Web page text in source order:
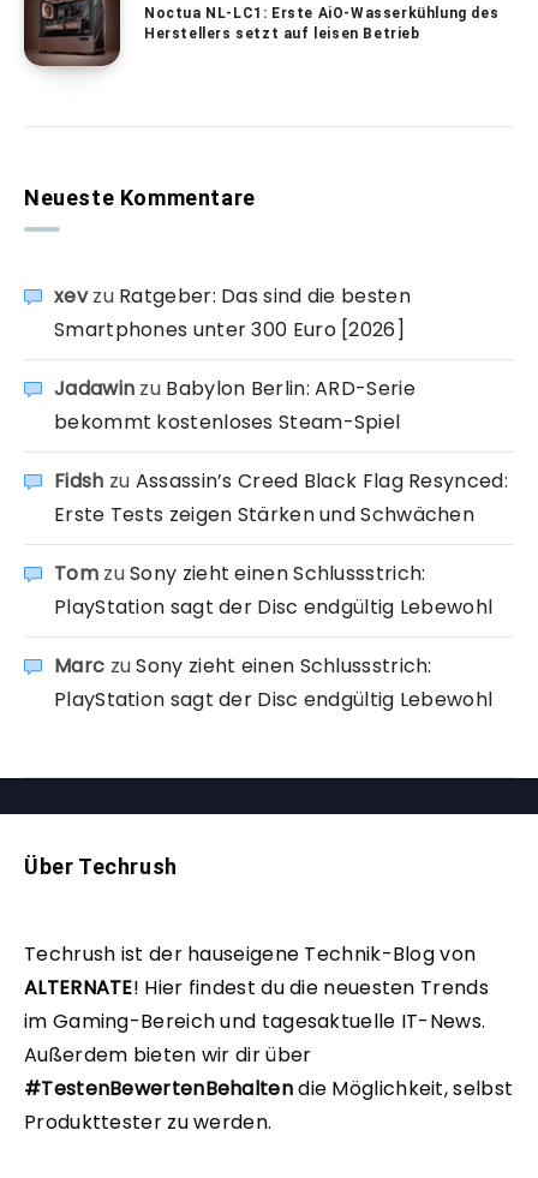
Noctua NL-LC1: Erste AiO-Wasserkühlung des
Herstellers setzt auf leisen Betrieb
Neueste Kommentare
xevzu Ratgeber: Das sind die besten
Smartphones unter 300 Euro [2026]
Jadawin zu Babylon Berlin: ARD-Serie
bekommt kostenloses Steam-Spiel
Fidsh zu Assassin’s Creed Black Flag Resynced:
Erste Tests zeigen Stärken und Schwächen
TomzuSony zieht einen Schlussstrich:
PlayStation sagt der Disc endgültig Lebewohl
Marc zuSony zieht einen Schlussstrich:
PlayStation sagt der Disc endgültig Lebewohl
Über Techrush
Techrush ist der hauseigene Technik-Blog von
ALTERNATE! Hier findest du die neuesten Trends
im Gaming-Bereich und tagesaktuelle IT-News.
Außerdem bieten wir dir über
#TestenBewertenBehaltendie Möglichkeit, selbst
Produkttester zu werden.